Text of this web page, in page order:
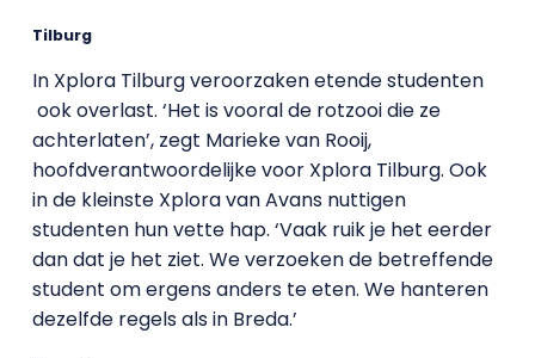
Tilburg
In Xplora Tilburg veroorzaken etende studenten
ook overlast. ‘Het is vooral de rotzooi die ze
achterlaten’, zegt Marieke van Rooij,
hoofdverantwoordelijke voor Xplora Tilburg. Ook
in de kleinste Xplora van Avans nuttigen
studenten hun vette hap. ‘Vaak ruik je het eerder
dan dat je het ziet. We verzoeken de betreffende
student om ergens anders te eten. We hanteren
dezelfde regels als in Breda.’